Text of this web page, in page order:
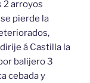
2 arroyos
pierde la
á Castilla la
balijero 3
cebada y